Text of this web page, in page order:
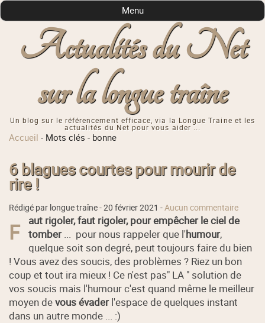
Actualités du Net
sur la longue traîne
Un blog sur le référencement efficace, via la Longue Traine et les
actualités du Net pour vous aider ...
Menu
Accueil - Mots clés - bonne
6 blagues courtes pour mourir de
rire !
Rédigé par longue traîne -20 février 2021 -Aucun commentaire
F
aut rigoler, faut rigoler, pour empêcher le ciel de
tomber... pour nous rappeler que l'humour,
quelque soit son degré, peut toujours faire du bien
! Vous avez des soucis, des problèmes ? Riez un bon
coup et tout ira mieux ! Ce n'est pas" LA " solution de
vos soucis mais l'humour c'est quand même le meilleur
moyen devous évaderl'espace de quelques instant
dans un autre monde ... :)